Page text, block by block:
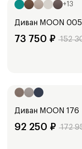
+13
Диван MOON 005
73 750 ₽ 152
Диван MOON 176
92 250 ₽ 172